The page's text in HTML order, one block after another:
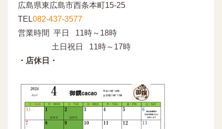
広島県東広島市西条本町15-25
TEL082-437-3577
営業時間 平日 11時～18時
土日祝日 11時～17時
・店休日・